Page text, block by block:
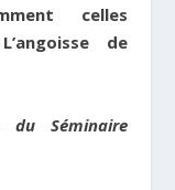
celles
L’angoisse de
Séminaire